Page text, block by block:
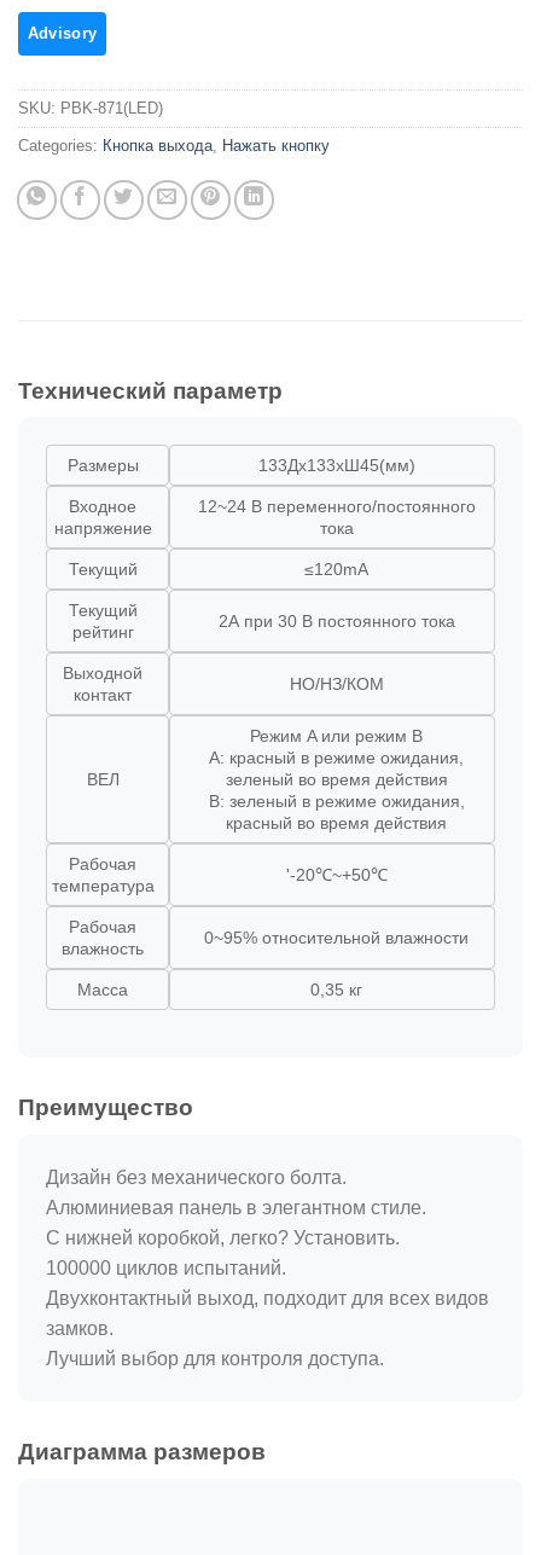
SKU: PBK-871(LED)
Categories: Кнопка выхода Нажать кнопку
Технический параметр
Размеры 133Дx133xШ45(мм)
Входное
напряжение
12~24 В переменного/постоянного
тока
Текущий ≤120mA
Текущий
рейтинг
2А при 30 В постоянного тока
Выходной
контакт
НО/НЗ/КОМ
ВЕЛ
Режим A или режим B
A: красный в режиме ожидания,
зеленый во время действия
B: зеленый в режиме ожидания,
красный во время действия
Рабочая
температура
'-20℃~+50℃
Рабочая
влажность
0~95% относительной влажности
Масса 0,35 кг
Преимущество
Дизайн без механического болта.
Алюминиевая панель в элегантном стиле.
С нижней коробкой, легко? Установить.
100000 циклов испытаний.
Двухконтактный выход, подходит для всех видов
замков.
Лучший выбор для контроля доступа.
Диаграмма размеров